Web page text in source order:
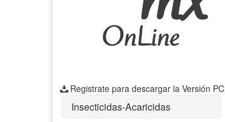
Registrate para descargar la Versión PC
Insecticidas-Acaricidas